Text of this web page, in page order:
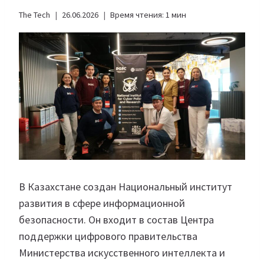
The Tech 26.06.2026 Время чтения: 1 мин
В Казахстане создан Национальный институт
развития в сфере информационной
безопасности. Он входит в состав Центра
поддержки цифрового правительства
Министерства искусственного интеллекта и